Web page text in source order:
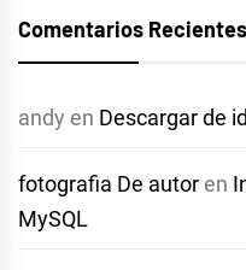
Comentarios Recientes
andy en Descargar de
fotografia De autor en
MySQL